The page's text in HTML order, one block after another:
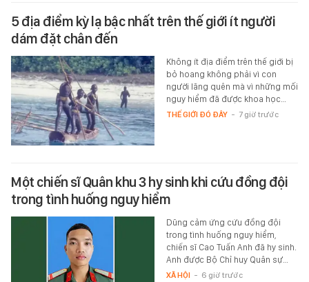
5 địa điểm kỳ lạ bậc nhất trên thế giới ít người
dám đặt chân đến
Không ít địa điểm trên thế giới bị
bỏ hoang không phải vì con
người lãng quên mà vì những mối
nguy hiểm đã được khoa học…
THẾ GIỚI ĐÓ ĐÂY - 7 giờ trước
Một chiến sĩ Quân khu 3 hy sinh khi cứu đồng đội
trong tình huống nguy hiểm
Dũng cảm ứng cứu đồng đội
trong tình huống nguy hiểm,
chiến sĩ Cao Tuấn Anh đã hy sinh.
Anh được Bộ Chỉ huy Quân sự…
XÃ HỘI - 6 giờ trước